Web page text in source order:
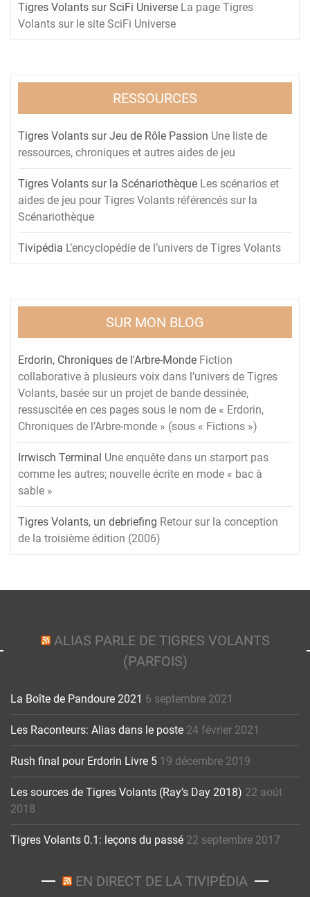
Tigres Volants sur SciFi Universe La page Tigres
Volants sur le site SciFi Universe
RESSOURCES
Tigres Volants sur Jeu de Rôle Passion Une liste de
ressources, chroniques et autres aides de jeu
Tigres Volants sur la Scénariothèque Les scénarios et
aides de jeu pour Tigres Volants référencés sur la
Scénariothèque
Tivipédia L’encyclopédie de l’univers de Tigres Volants
SUR MON BLOG
Erdorin, Chroniques de l'Arbre-Monde Fiction
collaborative à plusieurs voix dans l’univers de Tigres
Volants, basée sur un projet de bande dessinée,
ressuscitée en ces pages sous le nom de « Erdorin,
Chroniques de l’Arbre-monde » (sous « Fictions »)
Irrwisch Terminal Une enquête dans un starport pas
comme les autres; nouvelle écrite en mode « bac à
sable »
Tigres Volants, un debriefing Retour sur la conception
de la troisième édition (2006)
ALIAS PARLE DE TIGRES VOLANTS
(PARFOIS)
La Boîte de Pandoure 2021 6 septembre 2021
Les Raconteurs: Alias dans le poste 24 février 2021
Rush final pour Erdorin Livre 5 19 décembre 2019
Les sources de Tigres Volants (Ray’s Day 2018) 22 août
2018
Tigres Volants 0.1: leçons du passé 22 septembre 2017
EN DIRECT DE LA TIVIPÉDIA